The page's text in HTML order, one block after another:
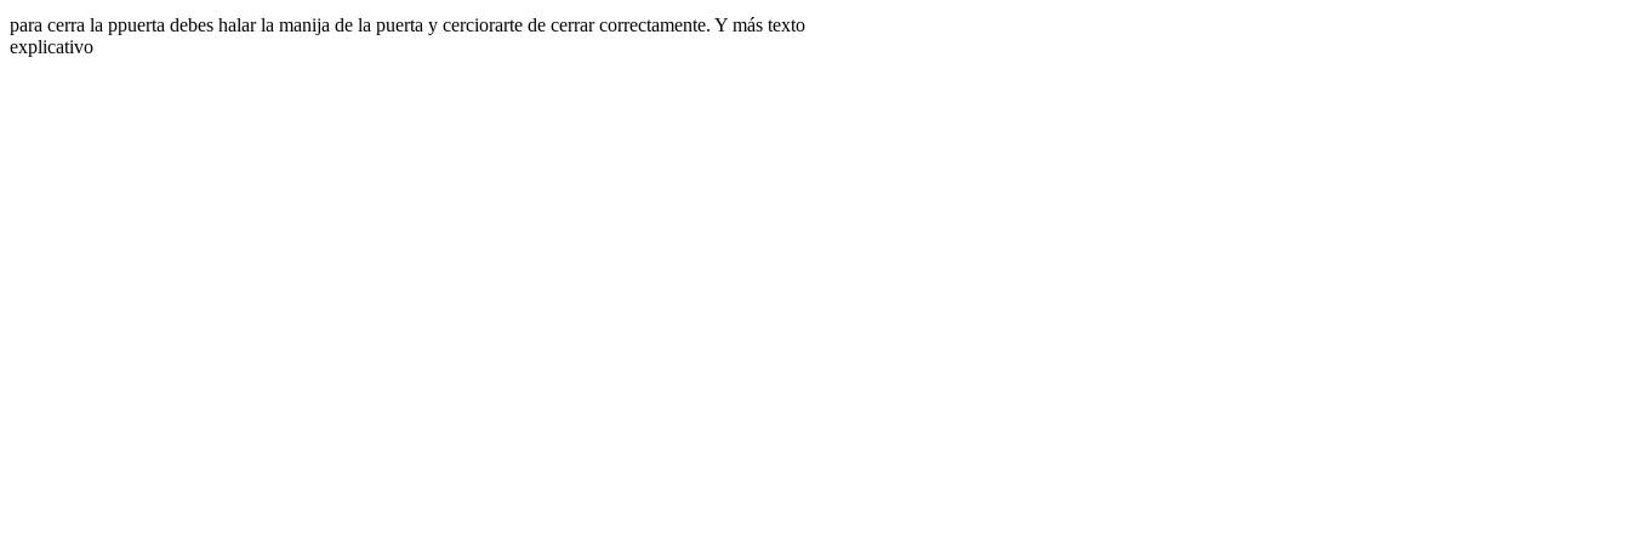
para cerra la ppuerta debes halar la manija de la puerta y cerciorarte de cerrar correctamente. Y más texto
explicativo